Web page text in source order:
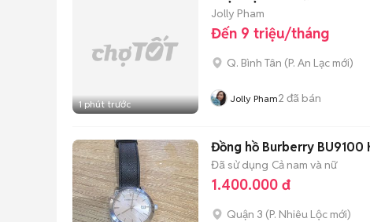
1 phút trước
Jolly Pham
Đến 9 triệu/tháng
Q. Bình Tân (P. An Lạc mới)
Jolly Pham2 đã bán
Đồng hồ Burberry BU9100
Đã sử dụng Cả nam và nữ
1.400.000 đ
Quận 3 (P. Nhiêu Lộc mới)